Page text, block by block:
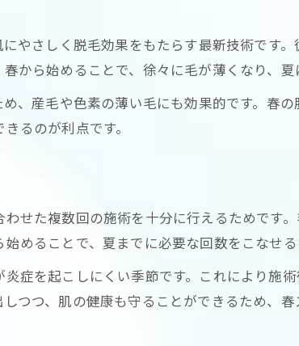
脱毛後の肌ケアで美肌をキープする方法
脱毛で夏のムダ毛ストレスから解放
LED脱毛で自己処理頻度を減らす方法
脱毛を始めるベストタイミング解説
LED脱毛間隔や抜ける時期の目安とは
LED脱毛の最適な施術間隔を紹介
毛が抜けるまでの期間と注意点
やさしく脱毛効果をもたらす最新技術です
から始めることで、徐々に毛が薄くなり、夏
、産毛や色素の薄い毛にも効果的です。春
るのが利点です。
せた複数回の施術を十分に行えるためです
めることで、夏までに必要な回数をこなせる
症を起こしにくい季節です。これにより施
つつ、肌の健康も守ることができるため、春